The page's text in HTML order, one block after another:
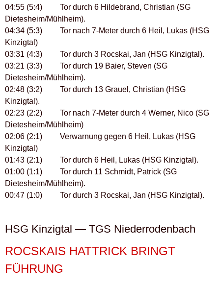
04:55 (5:4) Tor durch 6 Hildebrand, Christian (SG
Dietesheim/Mühlheim).
04:34 (5:3) Tor nach 7-Meter durch 6 Heil, Lukas (HSG
Kinzigtal)
03:31 (4:3) Tor durch 3 Rocskai, Jan (HSG Kinzigtal).
03:21 (3:3) Tor durch 19 Baier, Steven (SG
Dietesheim/Mühlheim).
02:48 (3:2) Tor durch 13 Grauel, Christian (HSG
Kinzigtal).
02:23 (2:2) Tor nach 7-Meter durch 4 Werner, Nico (SG
Dietesheim/Mühlheim)
02:06 (2:1) Verwarnung gegen 6 Heil, Lukas (HSG
Kinzigtal)
01:43 (2:1) Tor durch 6 Heil, Lukas (HSG Kinzigtal).
01:00 (1:1) Tor durch 11 Schmidt, Patrick (SG
Dietesheim/Mühlheim).
00:47 (1:0) Tor durch 3 Rocskai, Jan (HSG Kinzigtal).
HSG Kinzigtal — TGS Niederrodenbach
ROCSKAIS HATTRICK BRINGT
FÜHRUNG